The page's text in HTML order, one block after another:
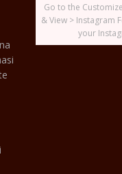
Go to the
& View > Instagram
your